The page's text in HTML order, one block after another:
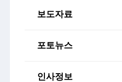
보도자료
포토뉴스
인사정보